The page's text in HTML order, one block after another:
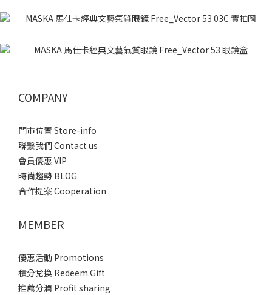
COMPANY
門市位置 Store-info
聯繫我們 Contact us
會員優惠 VIP
時尚趨勢 BLOG
合作提案 Cooperation
MEMBER
優惠活動 Promotions
積分兌換 Redeem Gift
推薦分潤 Profit sharing